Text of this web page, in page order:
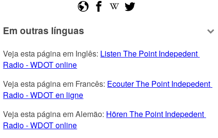
Em outras línguas
Veja esta página em Inglês: Listen The Point Indepedent
Radio - WDOT online
Veja esta página em Francês: Ecouter The Point Indepedent
Radio - WDOT en ligne
Veja esta página em Alemão: Hören The Point Indepedent
Radio - WDOT online